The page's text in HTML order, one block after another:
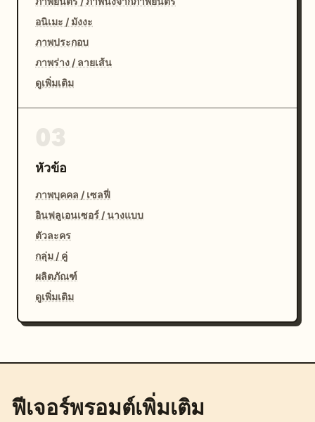
อนิเมะ / มังงะ
ภาพประกอบ
ภาพร่าง / ลายเส้น
ดูเพิ่มเติม
หัวข้อ
ภาพบุคคล / เซลฟี่
อินฟลูเอนเซอร์ / นางแบบ
ตัวละคร
กลุ่ม / คู่
ผลิตภัณฑ์
ดูเพิ่มเติม
ฟีเจอร์พรอมต์เพิ่มเติม